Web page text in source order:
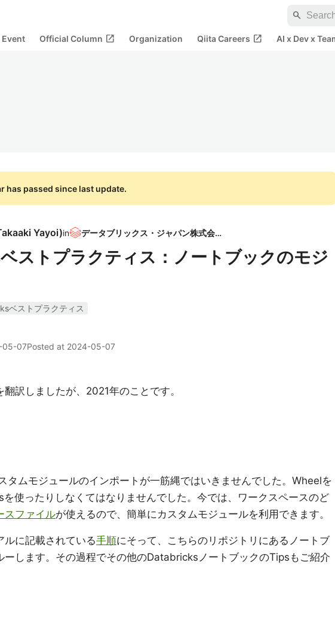
search
Official Column open_in_new Organization Qiita Careers open_in_new AI x Dev x
has passed since last update.
Yayoi)in データブリックス・ジャパン株式会社
ストプラクティス：ノートブックのモジ
ベストプラクティス
05-07Posted at 2024-05-07
訳しましたが、2021年のことです。
タムモジュールのインポートが一筋縄ではいきませんでした。Wheelを
使ったりしなくてはなりませんでした。今では、ワークスペースのど
スファイルが使えるので、簡単にカスタムモジュールを利用できます。
ルに記載されている手順にそって、こちらのリポジトリにあるノートブ
ーします。その過程でその他のDatabricksノートブックのTipsもご紹介